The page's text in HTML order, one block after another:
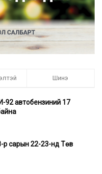
Шинэ
автобензиний 17
р сарын 22-23-нд Төв